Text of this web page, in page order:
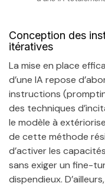
Conception des
itératives
La mise en place
d’une IA repose
instructions
des techniques
le modèle à
de cette méthode
d’activer les
sans exiger un fine-
dispendieux.